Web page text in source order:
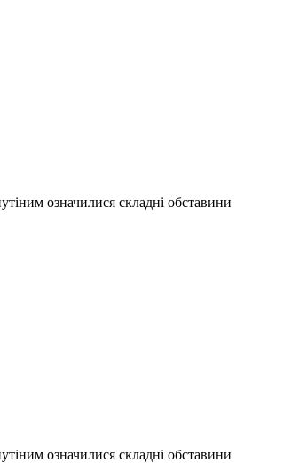
означилися складні обставини
означилися складні обставини